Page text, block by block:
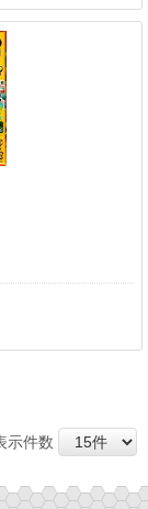
示件数